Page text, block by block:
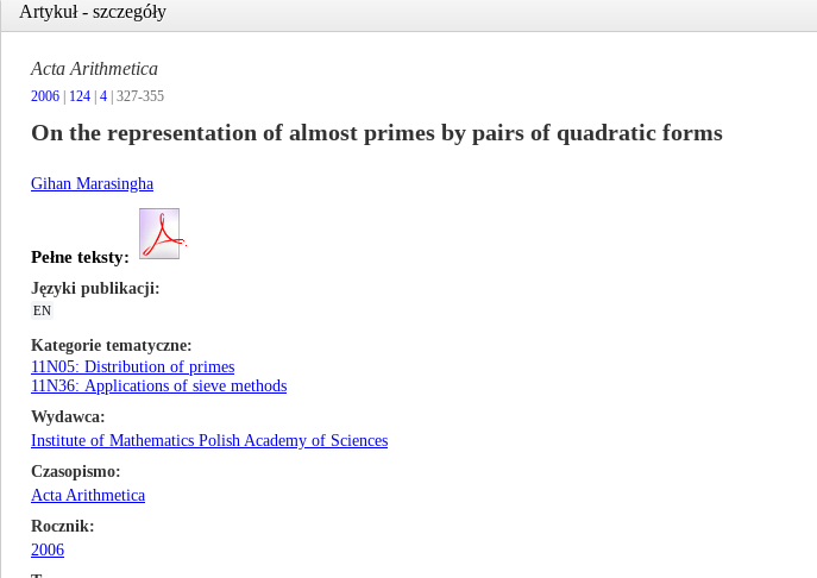
Artykuł - szczegóły
Acta Arithmetica
2006 124 4 | 327-355
On the representation of almost primes by pairs of quadratic forms
Gihan Marasingha
Pełne teksty:
Języki publikacji
EN
Kategorie tematyczne
11N05: Distribution of primes
11N36: Applications of sieve methods
Wydawca
Institute of Mathematics Polish Academy of Sciences
Czasopismo
Acta Arithmetica
Rocznik
2006